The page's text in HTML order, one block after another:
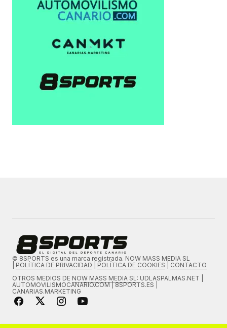
© 8SPORTS es una marca registrada. NOW MASS MEDIA SL
POLÍTICA DE PRIVACIDAD POLÍTICA DE COOKIES
CONTACTO
OTROS MEDIOS DE NOW MASS MEDIA SL : UDLASPALMAS.NET |
AUTOMOVILISMOCANARIO.COM | 8SPORTS.ES |
CANARIAS.MARKETING